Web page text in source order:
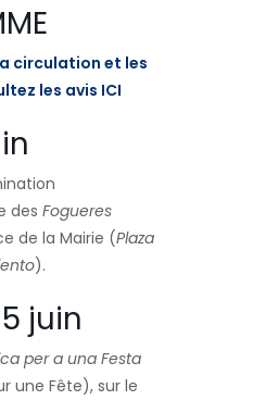
circulation et les
les avis ICI
des Fogueres
de la Mairie (Plaza
).
juin
per a una Festa
une Fête), sur le